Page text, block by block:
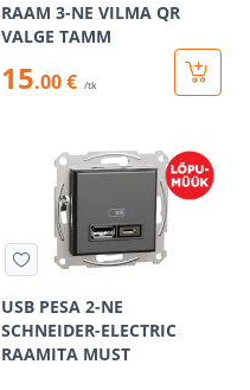
RAAM 3-NE VILMA QR
VALGE TAMM
15.00 € /tk
USB PESA 2-NE
SCHNEIDER-ELECTRIC
RAAMITA MUST